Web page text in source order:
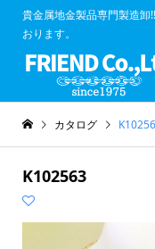
貴金属地金製品専門製造
おります。
カタログ
K102563